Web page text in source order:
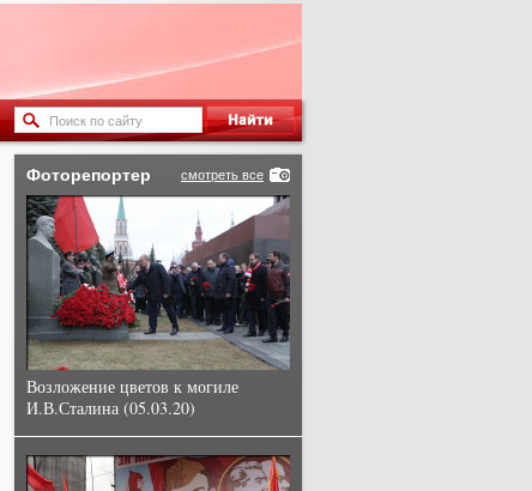
смотреть все
Фоторепортер
Возложение цветов к могиле
И.В.Сталина (05.03.20)